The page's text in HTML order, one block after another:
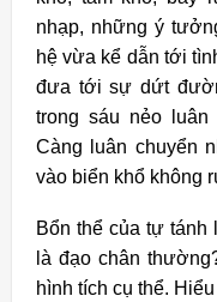
nhạp, những ý
hệ vừa kể dẫn tới
đưa tới sự dứt
trong sáu nẻo
Càng luân chuyển
vào biển khổ không
Bổn thể của tự
là đạo chân
hình tích cụ thể.